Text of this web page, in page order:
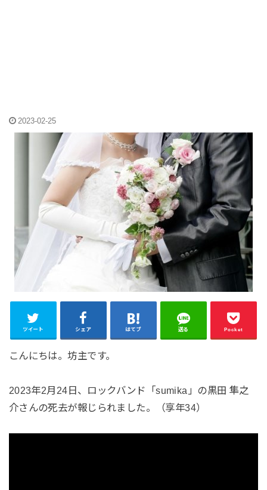
2023-02-25
ツイート シェア はてブ 送る Pocket
こんにちは。坊主です。
2023年2月24日、ロックバンド「sumika」の黒田 隼之
介さんの死去が報じられました。（享年34）